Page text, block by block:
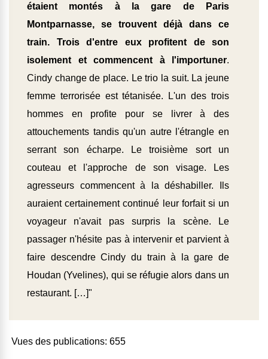
étaient montés à la gare de Paris
Montparnasse, se trouvent déjà dans ce
train. Trois d'entre eux profitent de son
isolement et commencent à l'importuner.
Cindy change de place. Le trio la suit. La jeune
femme terrorisée est tétanisée. L'un des trois
hommes en profite pour se livrer à des
attouchements tandis qu'un autre l'étrangle en
serrant son écharpe. Le troisième sort un
couteau et l'approche de son visage. Les
agresseurs commencent à la déshabiller. Ils
auraient certainement continué leur forfait si un
voyageur n'avait pas surpris la scène. Le
passager n'hésite pas à intervenir et parvient à
faire descendre Cindy du train à la gare de
Houdan (Yvelines), qui se réfugie alors dans un
restaurant. […]"
Vues des publications: 655